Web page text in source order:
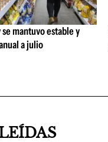
mantuvo estable y
a julio